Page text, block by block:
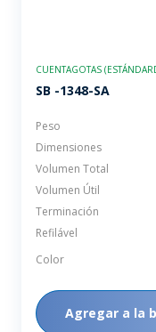
CUENTAGOTAS
SB -1348-SA
Peso
Dimensiones
Volumen Total
Volumen Útil
Terminación
Refilável
Color
Agregar a la